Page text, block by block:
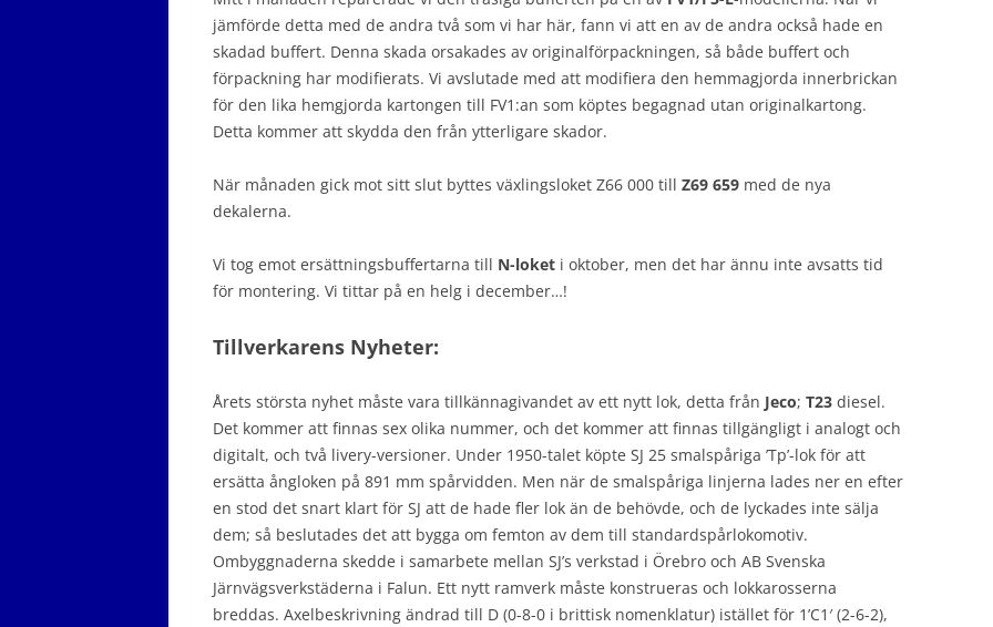
jämförde detta med de andra två som vi har här, fann vi att en av de andra också hade en
skadad buffert. Denna skada orsakades av originalförpackningen, så både buffert och
förpackning har modifierats. Vi avslutade med att modifiera den hemmagjorda innerbrickan
för den lika hemgjorda kartongen till FV1:an som köptes begagnad utan originalkartong.
Detta kommer att skydda den från ytterligare skador.
När månaden gick mot sitt slut byttes växlingsloket Z66 000 till Z69 659 med de nya
dekalerna.
Vi tog emot ersättningsbuffertarna till N-loket i oktober, men det har ännu inte avsatts tid
för montering. Vi tittar på en helg i december…!
Tillverkarens Nyheter:
Årets största nyhet måste vara tillkännagivandet av ett nytt lok, detta från Jeco; T23 diesel.
Det kommer att finnas sex olika nummer, och det kommer att finnas tillgängligt i analogt och
digitalt, och två livery-versioner. Under 1950-talet köpte SJ 25 smalspåriga ’Tp’-lok för att
ersätta ångloken på 891 mm spårvidden. Men när de smalspåriga linjerna lades ner en efter
en stod det snart klart för SJ att de hade fler lok än de behövde, och de lyckades inte sälja
dem; så beslutades det att bygga om femton av dem till standardspårlokomotiv.
Ombyggnaderna skedde i samarbete mellan SJ’s verkstad i Örebro och AB Svenska
Järnvägsverkstäderna i Falun. Ett nytt ramverk måste konstrueras och lokkarosserna
breddas. Axelbeskrivning ändrad till D (0-8-0 i brittisk nomenklatur) istället för 1’C1′ (2-6-2),